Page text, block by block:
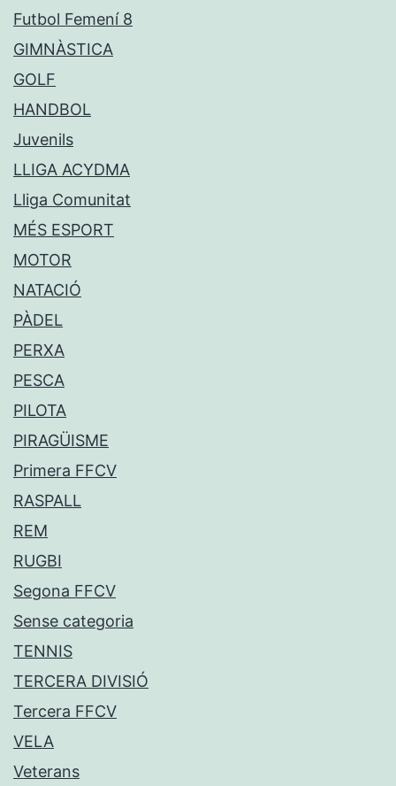
Futbol Femení 8
GIMNÀSTICA
GOLF
HANDBOL
Juvenils
LLIGA ACYDMA
Lliga Comunitat
MÉS ESPORT
MOTOR
NATACIÓ
PÀDEL
PERXA
PESCA
PILOTA
PIRAGÜISME
Primera FFCV
RASPALL
REM
RUGBI
Segona FFCV
Sense categoria
TENNIS
TERCERA DIVISIÓ
Tercera FFCV
VELA
Veterans